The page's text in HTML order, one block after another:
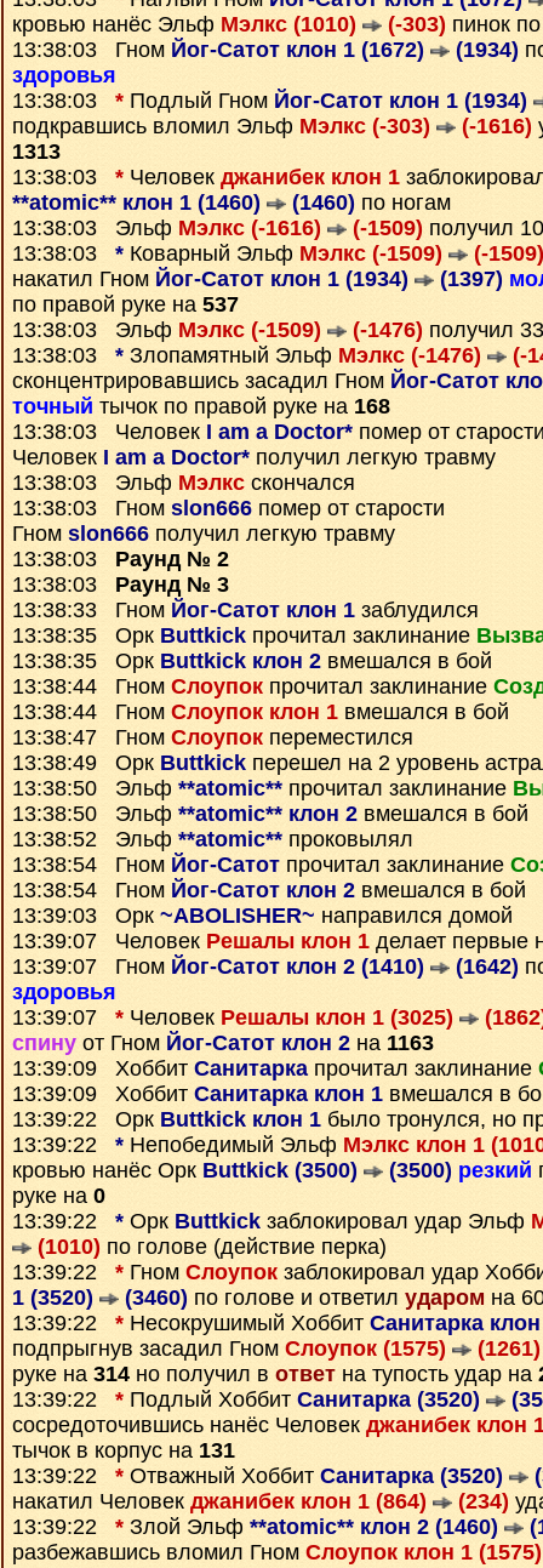
кровью нанёс Эльф Мэлкс (1010) (-303) пинок
13:38:03 Гном Йог-Сатот клон 1 (1672) (1934)
здоровья
13:38:03 * Подлый Гном Йог-Сатот клон 1 (1934)
подкравшись вломил Эльф Мэлкс (-303) (-1616)
1313
13:38:03 * Человек джанибек клон 1
**atomic** клон 1 (1460)
(1460) по ногам
13:38:03 Эльф Мэлкс (-1616) (-1509) получил
13:38:03 * Коварный Эльф Мэлкс (-1509)
(-1509)
накатил Гном Йог-Сатот клон 1 (1934) (1397)
по правой руке на 537
13:38:03 Эльф Мэлкс (-1509) (-1476) получил
13:38:03 * Злопамятный Эльф Мэлкс (-1476)
(-
сконцентрировавшись засадил Гном Йог-Сатот
точный тычок по правой руке на 168
13:38:03 Человек I am a Doctor* помер от
Человек I am a Doctor* получил легкую травму
13:38:03 Эльф Мэлкс скончался
13:38:03 Гном slon666 помер от старости
Гном slon666 получил легкую травму
13:38:03 Раунд № 2
13:38:03 Раунд № 3
13:38:33 Гном Йог-Сатот клон 1 заблудился
13:38:35 Орк Buttkick прочитал заклинание
13:38:35 Орк Buttkick клон 2 вмешался в бой
13:38:44 Гном Слоупок прочитал заклинание
13:38:44 Гном Слоупок клон 1 вмешался в бой
13:38:47 Гном Слоупок переместился
13:38:49 Орк Buttkick перешел на 2 уровень
13:38:50 Эльф **atomic** прочитал заклинание
13:38:50 Эльф **atomic** клон 2 вмешался в бой
13:38:52 Эльф **atomic** проковылял
13:38:54 Гном Йог-Сатот прочитал заклинание
13:38:54 Гном Йог-Сатот клон 2 вмешался в бой
13:39:03 Орк ~ABOLISHER~ направился домой
13:39:07 Человек Решалы клон 1 делает первые
13:39:07 Гном Йог-Сатот клон 2 (1410) (1642)
здоровья
13:39:07 * Человек Решалы клон 1 (3025)
спину от Гном Йог-Сатот клон 2 на 1163
13:39:09 Хоббит Санитаркапрочитал заклинание
13:39:09 Хоббит Санитарка клон 1 вмешался в
13:39:22 Орк Buttkick клон 1 было тронулся, но
13:39:22 * Непобедимый Эльф Мэлкс клон 1
кровью нанёс Орк Buttkick (3500) (3500) резкий
руке на 0
13:39:22 * Орк Buttkick заблокировал удар Эльф
(1010) по голове (действие перка)
13:39:22 * Гном Слоупок заблокировал удар
1 (3520)
(3460) по голове и ответил ударом на
13:39:22 * Несокрушимый Хоббит Санитарка
подпрыгнув засадил Гном Слоупок (1575) (1261)
руке на 314 но получил в ответ на тупость удар на
13:39:22 * Подлый Хоббит Санитарка (3520)
сосредоточившись нанёс Человек джанибек клон
тычок в корпус на 131
13:39:22 * Отважный Хоббит Санитарка (3520)
накатил Человек джанибек клон 1 (864) (234)
13:39:22 * Злой Эльф **atomic** клон 2 (1460)
разбежавшись вломил Гном Слоупок клон 1